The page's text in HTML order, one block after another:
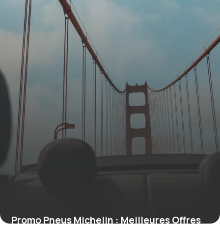
Promo Pneus Michelin : Meilleures Offres